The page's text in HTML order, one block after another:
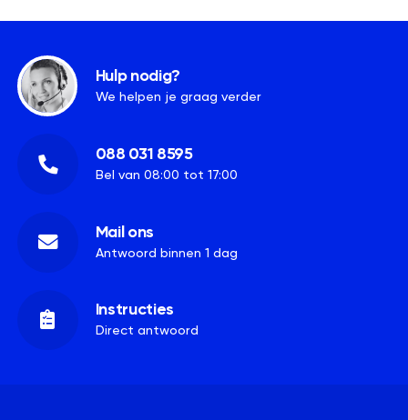
Hulp nodig?
We helpen je graag verder
088 031 8595
Bel van 08:00 tot 17:00
Mail ons
Antwoord binnen 1 dag
Instructies
Direct antwoord